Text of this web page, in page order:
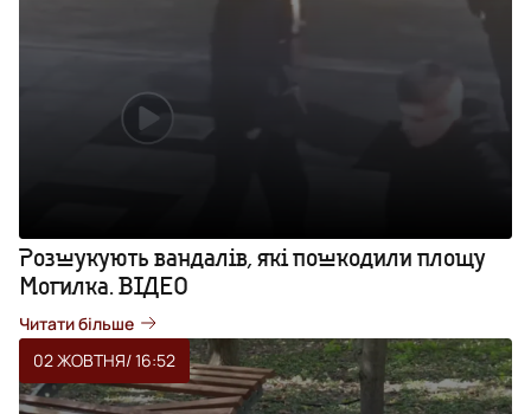
Розшукують вандалів, які пошкодили площу
Могилка. ВІДЕО
Читати більше
02 ЖОВТНЯ/ 16:52